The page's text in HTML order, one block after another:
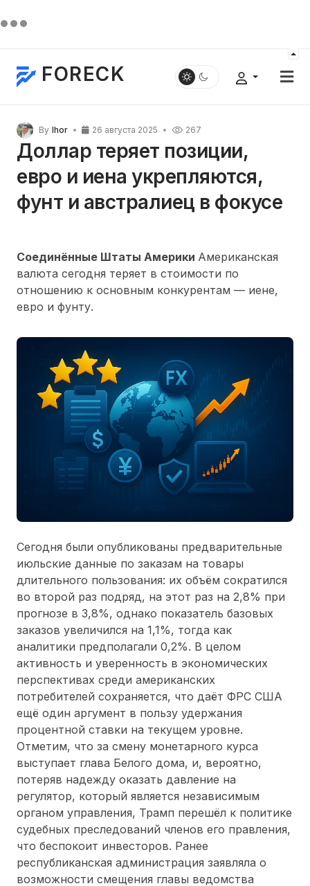
FORECK
By Ihor 26 августа 2025 267
Доллар теряет позиции,
евро и иена укрепляются,
фунт и австралиец в фокусе
Соединённые Штаты Америки Американская
валюта сегодня теряет в стоимости по
отношению к основным конкурентам — иене,
евро и фунту.
Сегодня были опубликованы предварительные
июльские данные по заказам на товары
длительного пользования: их объём сократился
во второй раз подряд, на этот раз на 2,8% при
прогнозе в 3,8%, однако показатель базовых
заказов увеличился на 1,1%, тогда как
аналитики предполагали 0,2%. В целом
активность и уверенность в экономических
перспективах среди американских
потребителей сохраняется, что даёт ФРС США
ещё один аргумент в пользу удержания
процентной ставки на текущем уровне.
Отметим, что за смену монетарного курса
выступает глава Белого дома, и, вероятно,
потеряв надежду оказать давление на
регулятор, который является независимым
органом управления, Трамп перешёл к политике
судебных преследований членов его правления,
что беспокоит инвесторов. Ранее
республиканская администрация заявляла о
возможности смещения главы ведомства